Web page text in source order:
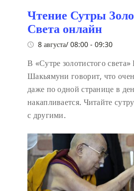
Чтение Сутры
Света онлайн
8 августа/ 08:00 - 09:30
В «Сутре золотистого света»
Шакьямуни говорит, что
даже по одной странице в
накапливается. Читайте
с другими.